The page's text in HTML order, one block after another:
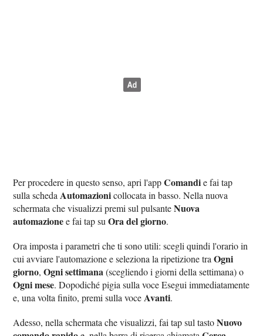
Per procedere in questo senso, apri l'appComandie fai tap
sulla schedaAutomazionicollocata in basso. Nella nuova
schermata che visualizzi premi sul pulsanteNuova
automazionee fai tap suOra del giorno.
Ora imposta i parametri che ti sono utili: scegli quindi l'orario in
cui avviare l'automazione e seleziona la ripetizione traOgni
giorno,Ogni settimana(scegliendo i giorni della settimana) o
Ogni mese. Dopodiché pigia sulla voce Esegui immediatamente
e, una volta finito, premi sulla voceAvanti.
Adesso, nella schermata che visualizzi, fai tap sul tastoNuovo